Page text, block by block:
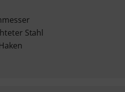
Stahl